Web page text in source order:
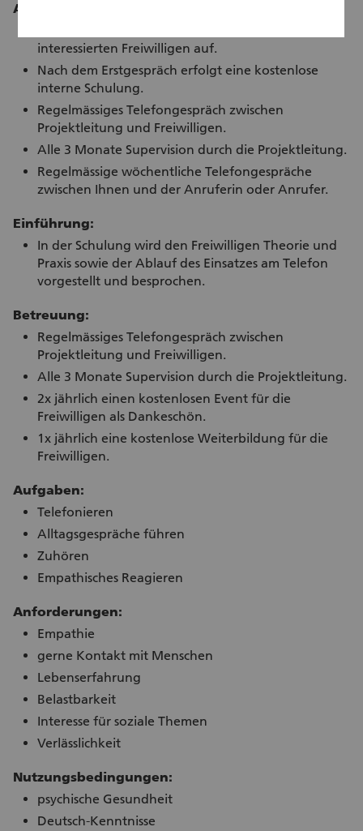
Ablauf:
interessierten Freiwilligen auf.
Nach dem Erstgespräch erfolgt eine kostenlose
interne Schulung.
Regelmässiges Telefongespräch zwischen
Projektleitung und Freiwilligen.
Alle 3 Monate Supervision durch die Projektleitung.
Regelmässige wöchentliche Telefongespräche
zwischen Ihnen und der Anruferin oder Anrufer.
Einführung:
In der Schulung wird den Freiwilligen Theorie und
Praxis sowie der Ablauf des Einsatzes am Telefon
vorgestellt und besprochen.
Betreuung:
Regelmässiges Telefongespräch zwischen
Projektleitung und Freiwilligen.
Alle 3 Monate Supervision durch die Projektleitung.
2x jährlich einen kostenlosen Event für die
Freiwilligen als Dankeschön.
1x jährlich eine kostenlose Weiterbildung für die
Freiwilligen.
Aufgaben:
Telefonieren
Alltagsgespräche führen
Zuhören
Empathisches Reagieren
Anforderungen:
Empathie
gerne Kontakt mit Menschen
Lebenserfahrung
Belastbarkeit
Interesse für soziale Themen
Verlässlichkeit
Nutzungsbedingungen:
psychische Gesundheit
Deutsch-Kenntnisse